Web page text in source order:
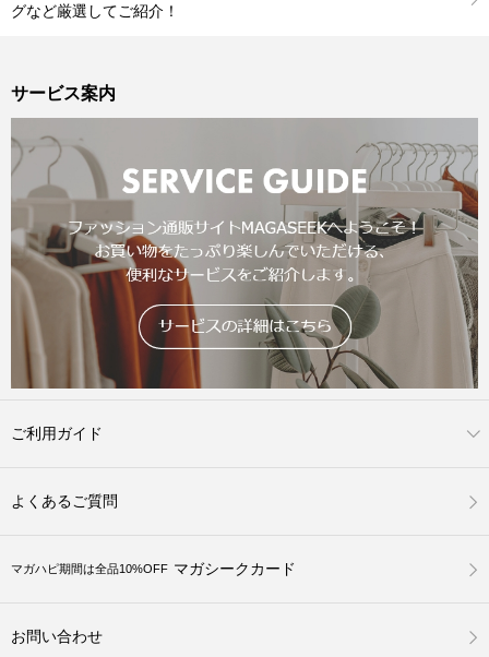
グなど厳選してご紹介！
サービス案内
ご利用ガイド
よくあるご質問
マガハピ期間は全品10%OFF マガシークカード
お問い合わせ